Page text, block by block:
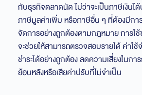
กับธุรกิจตลาดนัด ไม่ว่าจะเป็นภาษีเงินไ
ภาษีมูลค่าเพิ่ม หรือภาษีอื่น ๆ ที่ต้องมีกา
จัดการอย่างถูกต้องตามกฎหมาย การ
จะช่วยให้สามารถตรวจสอบรายได้ ค่าใ
ชำระได้อย่างถูกต้อง ลดความเสี่ยงในกา
ย้อนหลังหรือเสียค่าปรับที่ไม่จำเป็น